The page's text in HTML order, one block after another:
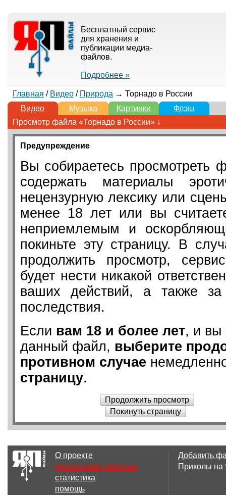
Бесплатный сервис
для хранения и
публикации медиа-
файлов.
Подробнее »
Главная / Видео/ Природа → Торнадо в России
Видео
Музыка Картинки
Флэш
Просмотр файла «Торнадо в России» ↓
Предупреждение
Вы собираетесь просмотреть
содержать материалы
нецензурную лексику или
менее 18 лет или вы
неприемлемым и
покиньте эту страницу. В
продолжить просмотр,
будет нести никакой
ваших действий, а также
последствия.
Если вам 18 и более лет, и вы
данный файл, выберите
противном случае
страницу.
Продолжить просмотр
Покинуть страницу
О проекте
размещение рекламы
статистика
помощь
Добавить
Приколы